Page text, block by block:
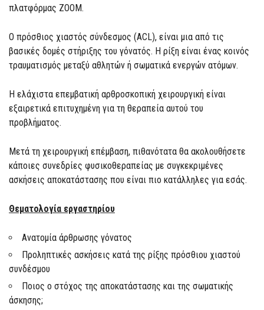
πλατφόρμας ZOOM.
Ο πρόσθιος χιαστός σύνδεσμος (ACL), είναι μια από τις
βασικές δομές στήριξης του γόνατός. Η ρίξη είναι ένας κοινός
τραυματισμός μεταξύ αθλητών ή σωματικά ενεργών ατόμων.
Η ελάχιστα επεμβατική αρθροσκοπική χειρουργική είναι
εξαιρετικά επιτυχημένη για τη θεραπεία αυτού του
προβλήματος.
Μετά τη χειρουργική επέμβαση, πιθανότατα θα ακολουθήσετε
κάποιες συνεδρίες φυσικοθεραπείας με συγκεκριμένες
ασκήσεις αποκατάστασης που είναι πιο κατάλληλες για εσάς.
Θεματολογία εργαστηρίου
Ανατομία άρθρωσης γόνατος
Προληπτικές ασκήσεις κατά της ρίξης πρόσθιου χιαστού
συνδέσμου
Ποιος ο στόχος της αποκατάστασης και της σωματικής
άσκησης;